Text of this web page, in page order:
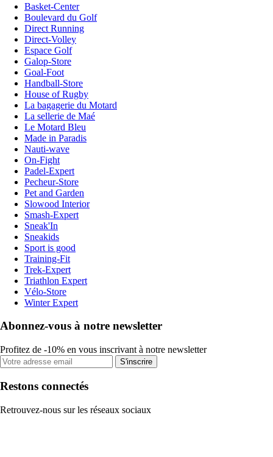
Basket-Center
Boulevard du Golf
Direct Running
Direct-Volley
Espace Golf
Galop-Store
Goal-Foot
Handball-Store
House of Rugby
La bagagerie du Motard
La sellerie de Maé
Le Motard Bleu
Made in Paradis
Nauti-wave
On-Fight
Padel-Expert
Pecheur-Store
Pet and Garden
Slowood Interior
Smash-Expert
Sneak'In
Sneakids
Sport is good
Training-Fit
Trek-Expert
Triathlon Expert
Vélo-Store
Winter Expert
Abonnez-vous à notre newsletter
Profitez de -10% en vous inscrivant à notre newsletter
S'inscrire
Restons connectés
Retrouvez-nous sur les réseaux sociaux